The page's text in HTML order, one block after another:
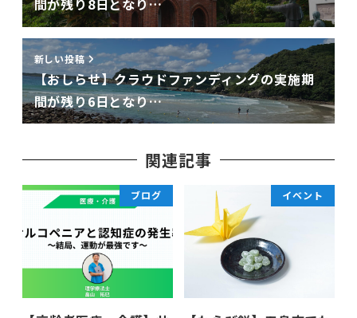
間が残り8日となり…
新しい投稿
【おしらせ】クラウドファンディングの実施期
間が残り6日となり…
関連記事
ブログ イベント